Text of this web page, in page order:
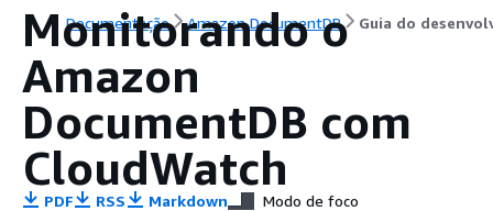
Documentação Amazon DocumentDB Guia do
Monitorando o
Amazon
DocumentDB com
CloudWatch
PDF RSS Markdown Modo de foco